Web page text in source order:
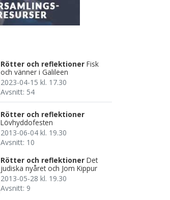
Rötter och reflektioner Fisk
och vänner i Galileen
2023-04-15 kl. 17.30
Avsnitt: 54
Rötter och reflektioner
Lövhyddofesten
2013-06-04 kl. 19.30
Avsnitt: 10
Rötter och reflektioner Det
judiska nyåret och Jom Kippur
2013-05-28 kl. 19.30
Avsnitt: 9